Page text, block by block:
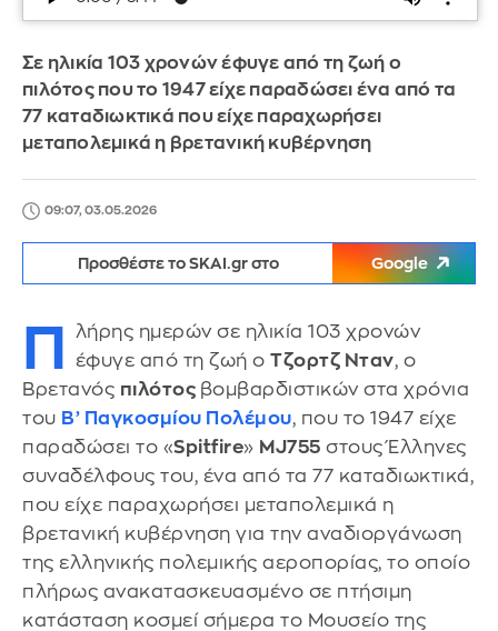
Σε ηλικία 103 χρονών έφυγε από τη ζωή ο
πιλότος που το 1947 είχε παραδώσει ένα από τα
77 καταδιωκτικά που είχε παραχωρήσει
μεταπολεμικά η βρετανική κυβέρνηση
09:07, 03.05.2026
Προσθέστε το SKAI.gr στο Google
Π
λήρης ημερών σε ηλικία 103 χρονών
έφυγε από τη ζωή ο Τζορτζ Νταν, ο
Βρετανός πιλότος βομβαρδιστικών στα χρόνια
του Β’ Παγκοσμίου Πολέμου, που το 1947 είχε
παραδώσει το «Spitfire» MJ755 στους Έλληνες
συναδέλφους του, ένα από τα 77 καταδιωκτικά,
που είχε παραχωρήσει μεταπολεμικά η
βρετανική κυβέρνηση για την αναδιοργάνωση
της ελληνικής πολεμικής αεροπορίας, το οποίο
πλήρως ανακατασκευασμένο σε πτήσιμη
κατάσταση κοσμεί σήμερα το Μουσείο της